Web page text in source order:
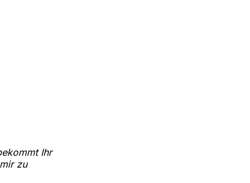
Ihr
zu